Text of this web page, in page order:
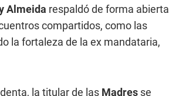
Almeida respaldó de forma abierta
compartidos, como las
la fortaleza de la ex mandataria,
la titular de las Madres se